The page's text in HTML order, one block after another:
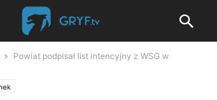
Powiat podpisał list intencyjny z WSG w